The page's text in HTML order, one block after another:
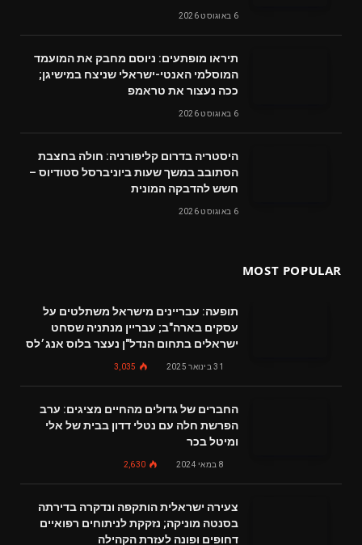
6 באוגוסט 2026
תיראו מופתעים: ניוסם מחבק את המועמד
המוסלמי האנטי-ישראלי שניצח במישיגן;
ככה נעצור את טראמפ
6 באוגוסט 2026
היסטריה בדרום קליפורניה: חולה בחצבת
הסתובב במשך שעות ביוניברסל סטודיוס –
חשש להדבקה המונית
6 באוגוסט 2026
MOST POPULAR
תופעה: עבריינים מישראל משתלטים על
עסקים בארה"ב; עבריין מנתניה שסחט
ישראלים בתחום הנדל"ן נעצר בלוס אנג׳לס
31 בינואר 2025 3,035
החברים של גדולים מהחיים מציגים: ערב
הפרשת חלה עם נטלי דדון בבית של אלי
ומיטל בכר
8 במאי 2024 2,630
צעירה ישראלית הותקפה ונדקרה בדירתה
בסנטה מוניקה; נזקקת לניתוחים רפואיים
דחופים ופונה לעזרת הקהילה